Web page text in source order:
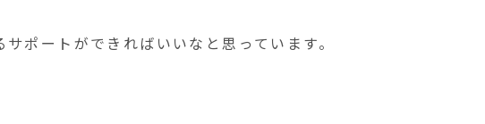
ポートができればいいなと思っています。